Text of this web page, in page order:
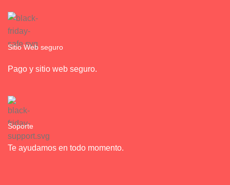
Sitio Web seguro
Pago y sitio web seguro.
Soporte
Te ayudamos en todo momento.